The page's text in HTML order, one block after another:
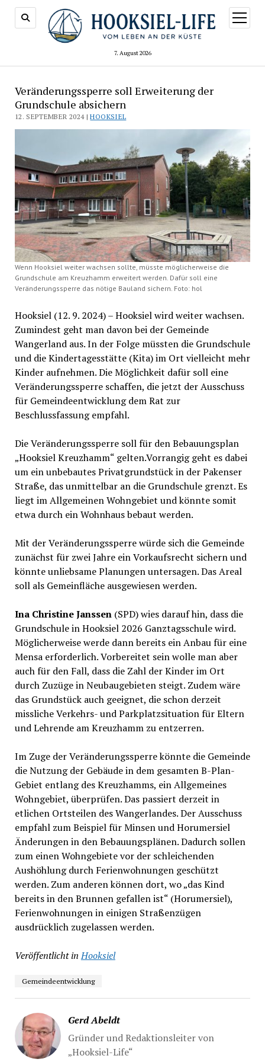
7. August 2026
Menü
öffnen
Veränderungssperre soll Erweiterung der
Grundschule absichern
12. SEPTEMBER 2024 |HOOKSIEL
Wenn Hooksiel weiter wachsen sollte, müsste möglicherweise die
Grundschule am Kreuzhamm erweitert werden. Dafür soll eine
Veränderungssperre das nötige Bauland sichern. Foto: hol
Hooksiel (12. 9. 2024) – Hooksiel wird weiter wachsen.
Zumindest geht man davon bei der Gemeinde
Wangerland aus. In der Folge müssten die Grundschule
und die Kindertagesstätte (Kita) im Ort vielleicht mehr
Kinder aufnehmen. Die Möglichkeit dafür soll eine
Veränderungssperre schaffen, die jetzt der Ausschuss
für Gemeindeentwicklung dem Rat zur
Beschlussfassung empfahl.
Die Veränderungssperre soll für den Bebauungsplan
„Hooksiel Kreuzhamm“ gelten.Vorrangig geht es dabei
um ein unbebautes Privatgrundstück in der Pakenser
Straße, das unmittelbar an die Grundschule grenzt. Es
liegt im Allgemeinen Wohngebiet und könnte somit
etwa durch ein Wohnhaus bebaut werden.
Mit der Veränderungssperre würde sich die Gemeinde
zunächst für zwei Jahre ein Vorkaufsrecht sichern und
könnte unliebsame Planungen untersagen. Das Areal
soll als Gemeinfläche ausgewiesen werden.
Ina Christine Janssen(SPD) wies darauf hin, dass die
Grundschule in Hooksiel 2026 Ganztagsschule wird.
Möglicherweise werde dann bereits ein Anbau für eine
Mensa erforderlich. Vorbereitet sein wolle man aber
auch für den Fall, dass die Zahl der Kinder im Ort
durch Zuzüge in Neubaugebieten steigt. Zudem wäre
das Grundstück auch geeignet, die schon derzeit
missliche Verkehrs- und Parkplatzsituation für Eltern
und Lehrende am Kreuzhamm zu entzerren.
Im Zuge der Veränderungssperre könnte die Gemeinde
die Nutzung der Gebäude in dem gesamten B-Plan-
Gebiet entlang des Kreuzhamms, ein Allgemeines
Wohngebiet, überprüfen. Das passiert derzeit in
etlichen Ortsteilen des Wangerlandes. Der Ausschuss
empfahl zum Beispiel für Minsen und Horumersiel
Änderungen in den Bebauungsplänen. Dadurch sollen
zum einen Wohngebiete vor der schleichenden
Aushöhlung durch Ferienwohnungen geschützt
werden. Zum anderen können dort, wo „das Kind
bereits in den Brunnen gefallen ist“ (Horumersiel),
Ferienwohnungen in einigen Straßenzügen
ausdrücklich zugelassen werden.
Veröffentlicht in Hooksiel
Gemeindeentwicklung
Gerd Abeldt
Gründer und Redaktionsleiter von
„Hooksiel-Life“